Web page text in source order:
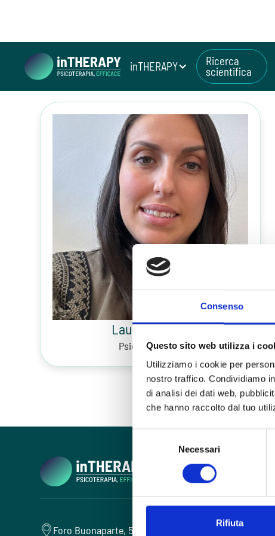
Consenso
Questo sito web utilizza i
Utilizziamo i cookie per
nostro traffico. Condividiamo
di analisi dei dati web,
che hanno raccolto dal tuo
consenso
Necessari
Rifiuta
inTHERAPY Ricerca
scientifica
Laura Vescovi
Psicoterapeuta
Foro Buonaparte, 57 - 20121 Milano